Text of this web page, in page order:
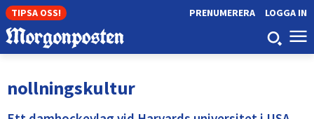
TIPSA OSS! LOGGA IN
PRENUMERERA
nollningskultur